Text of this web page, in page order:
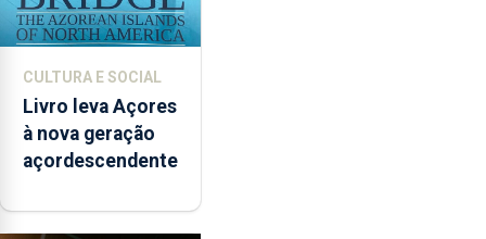
CULTURA E SOCIAL
Livro leva Açores
à nova geração
açordescendente